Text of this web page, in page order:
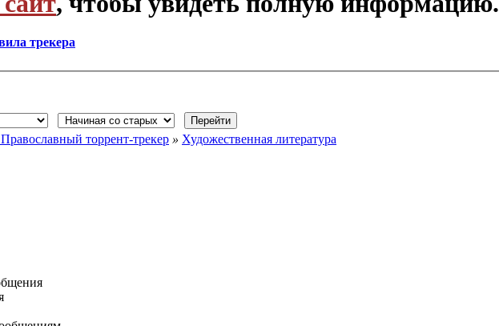
трекера
торрент-трекер » Художественная литература